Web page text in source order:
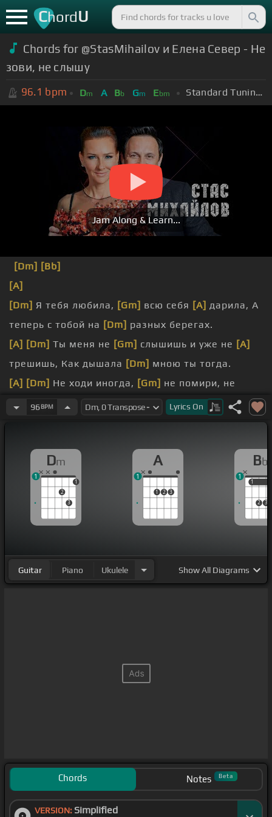
ChordU
Chords for @StasMihailov и Елена Север - Не
зови, не слышу
96.1 bpm Dm A Bb Gm Ebm Standard Tuning (EADGBE)
Jam Along & Learn...
[Dm] [Bb]
[A]
[Dm] Я тебя любила, [Gm] всю себя [A] дарила, А
теперь с тобой на [Dm] разных берегах.
[A] [Dm] Ты меня не [Gm] слышишь и уже не [A]
трешишь, Как дышала [Dm] мною ты тогда.
[A] [Dm] Не ходи иногда, [Gm] не помири, не
слышу,[A] Мое сердце больше не[Dm]дышит
[A]
[Dm]Ну, зачем так
больно режешь ты?
[Gm]Ну, сколько длится будет это?
96 BPM Lyrics On
Dm
2
3
1
1
A
1 2 3
1
Bb
1
2 3
1
1
Guitar Piano Ukulele ShowAll Diagrams
Chords Notes Beta
VERSION: Simplified